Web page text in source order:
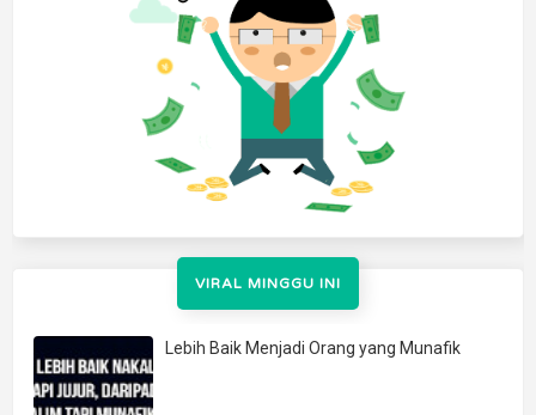
VIRAL MINGGU INI
Lebih Baik Menjadi Orang yang Munafik